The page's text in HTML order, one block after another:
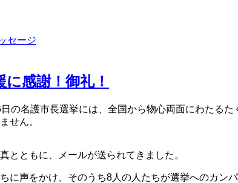
セージ
感謝！御礼！
の名護市長選挙には、全国から物心両面にわたる
せん。
ともに、メールが送られてきました。
声をかけ、そのうち8人の人たちが選挙へのカン